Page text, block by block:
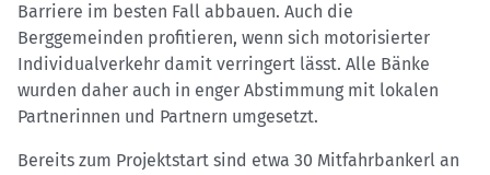
Barriere im besten Fall abbauen. Auch die
Berggemeinden profitieren, wenn sich motorisierter
Individualverkehr damit verringert lässt. Alle Bänke
wurden daher auch in enger Abstimmung mit lokalen
Partnerinnen und Partnern umgesetzt.
Bereits zum Projektstart sind etwa 30 Mitfahrbankerl an